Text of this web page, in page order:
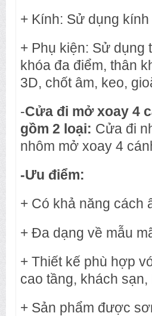
+ Kính: Sử dụng
+ Phụ kiện: Sử dụng
khóa đa điểm, thân
3D, chốt âm, keo,
-Cửa đi mở xoay 4
gồm 2 loại: Cửa đi
nhôm mở xoay 4
-Ưu điểm:
+ Có khả năng cách
+ Đa dạng về mẫu
+ Thiết kế phù hợp
cao tầng, khách sạn,
+ Sản phẩm được